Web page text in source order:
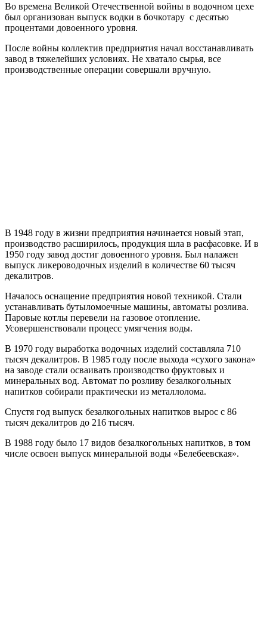
Во времена Великой Отечественной войны в водочном цехе
был организован выпуск водки в бочкотару с десятью
процентами довоенного уровня.
После войны коллектив предприятия начал восстанавливать
завод в тяжелейших условиях. Не хватало сырья, все
производственные операции совершали вручную.
В 1948 году в жизни предприятия начинается новый этап,
производство расширилось, продукция шла в расфасовке. И в
1950 году завод достиг довоенного уровня. Был налажен
выпуск ликероводочных изделий в количестве 60 тысяч
декалитров.
Началось оснащение предприятия новой техникой. Стали
устанавливать бутыломоечные машины, автоматы розлива.
Паровые котлы перевели на газовое отопление.
Усовершенствовали процесс умягчения воды.
В 1970 году выработка водочных изделий составляла 710
тысяч декалитров. В 1985 году после выхода «сухого закона»
на заводе стали осваивать производство фруктовых и
минеральных вод. Автомат по розливу безалкогольных
напитков собирали практически из металлолома.
Спустя год выпуск безалкогольных напитков вырос с 86
тысяч декалитров до 216 тысяч.
В 1988 году было 17 видов безалкогольных напитков, в том
числе освоен выпуск минеральной воды «Белебеевская».